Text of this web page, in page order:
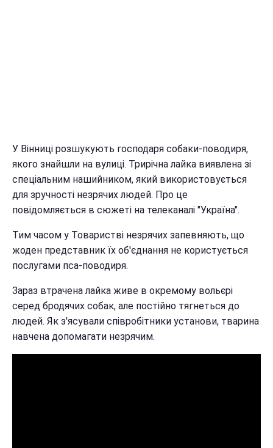
У Вінниці розшукують господаря собаки-поводиря,
якого знайшли на вулиці. Трирічна лайка виявлена зі
спеціальним нашийником, який використовується
для зручності незрячих людей. Про це
повідомляється в сюжеті на телеканалі "Україна".
Тим часом у Товаристві незрячих запевняють, що
жоден представник їх об'єднання не користується
послугами пса-поводиря.
Зараз втрачена лайка живе в окремому вольєрі
серед бродячих собак, але постійно тягнеться до
людей. Як з'ясували співробітники установи, тварина
навчена допомагати незрячим.